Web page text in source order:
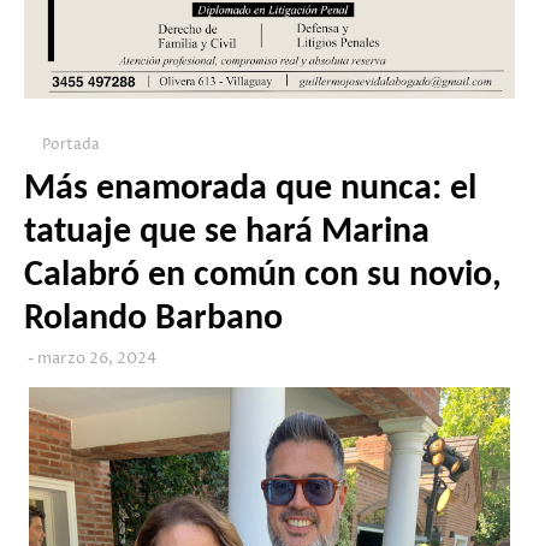
Portada
Más enamorada que nunca: el
tatuaje que se hará Marina
Calabró en común con su novio,
Rolando Barbano
marzo 26, 2024